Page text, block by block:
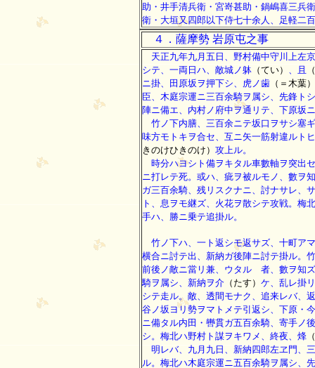
助・井手清兵衛・宮嵜甚助・鍋嶋喜三兵
衛・大垣又四郎以下侍七十余人、足軽二
４．薩摩勢 岩原屯之事
天正九年九月五日、野村備中守川上左
シテ、一両日ハ、敵城ノ躰 （てい） 、且
ニ掛、田原坂ヲ押下シ、虎ノ歯 （＝木葉）
臣、木庭宗運ニ三百余騎ヲ属シ、先鋒ト
陣ニ備エ、内村ノ府中ヲ通リテ、下原坂
竹ノ下内膳、三百余ニテ坂口ヲサシ塞
味方モトキヲ合セ、互ニ矢一筋射違ルト
きのけひきのけ） 攻上ル。
時分ハヨシト備ヲキタル車數軸ヲ突出
ニ打レテ死。或ハ、疵ヲ被ルモノ、數ヲ
ガ三百余騎、残リスクナニ、討ナサレ、
ト、息ヲモ継ズ、火花ヲ散シテ攻戦。梅
手ハ、勝ニ乗テ追掛ル。
竹ノ下ハ、一ト返シモ返サズ、十町ア
横合ニ討テ出、新納ガ後陣ニ討テ掛ル。
前後ノ敵ニ當リ兼、ウタルゝ者、數ヲ知
騎ヲ属シ、新納ヲ介 （たす） ケ、乱レ掛
シテ走ル。敵、透間モナク、追来レバ、
谷ノ坂ヨリ勢ヲマトメテ引返シ、下原・
ニ備タル内田・轡貫ガ五百余騎、寄手ノ
シ。梅北ハ野村ト謀ヲキワメ、終夜、烽
明レバ、九月九日、新納四郎左ヱ門、
ル。梅北ハ木庭宗運ニ五百余騎ヲ属シ、